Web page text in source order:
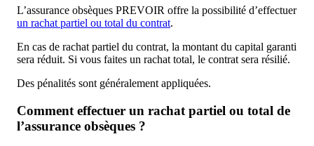
L’assurance obsèques PREVOIR offre la possibilité d’effectuer
un rachat partiel ou total du contrat.
En cas de rachat partiel du contrat, la montant du capital garanti
sera réduit. Si vous faites un rachat total, le contrat sera résilié.
Des pénalités sont généralement appliquées.
Comment effectuer un rachat partiel ou total de
l’assurance obsèques ?